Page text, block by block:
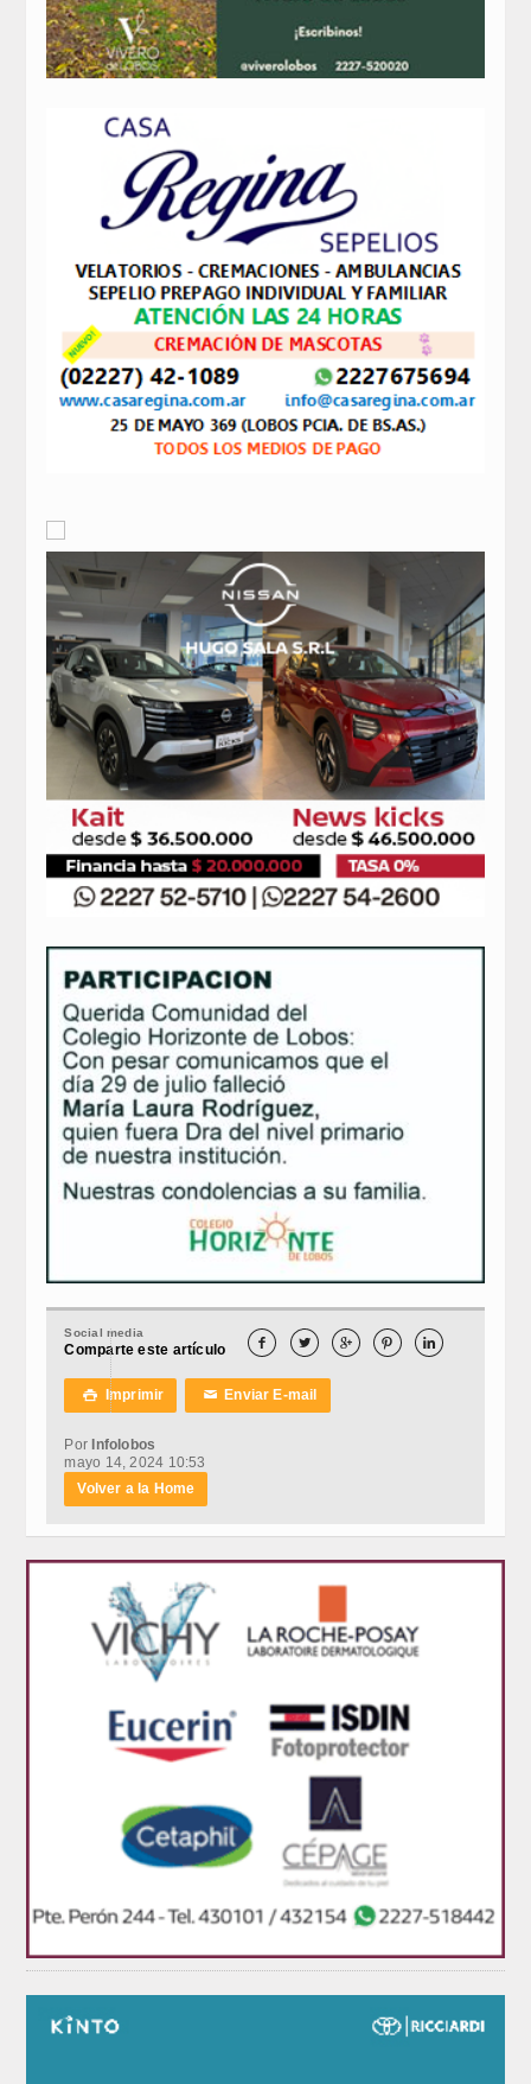
Social media
Comparte este artículo     
 Imprimir ✉Enviar E-mail
Por Infolobos
mayo 14, 2024 10:53
Volver a la Home